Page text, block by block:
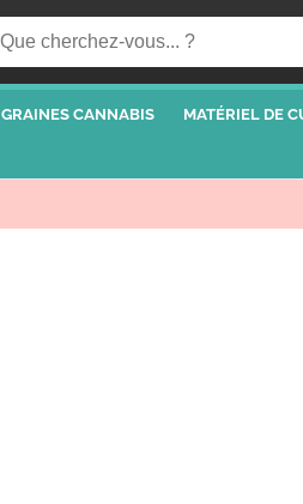
GRAINES CANNABIS MATÉRIEL DE